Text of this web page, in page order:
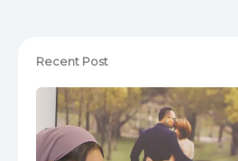
Recent Post